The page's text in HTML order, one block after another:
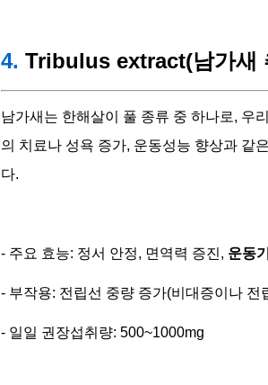
4. Tribulus extract(남가새
남가새는 한해살이 풀 종류 중 하나로, 우
의 치료나 성욕 증가, 운동성능 향상과 같
다.
- 주요 효능: 정서 안정, 면역력 증진, 운동
- 부작용: 전립선 중량 증가(비대증이나 전
- 일일 권장섭취량: 500~1000mg